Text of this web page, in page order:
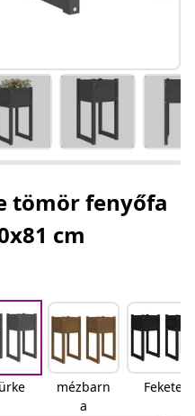
tömör fenyőfa
cm
mézbarn
a
Fekete